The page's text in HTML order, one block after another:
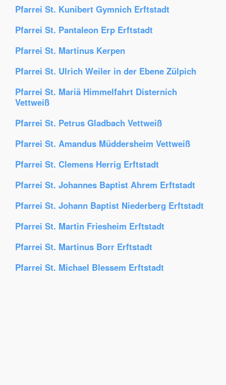
Pfarrei St. Kunibert Gymnich Erftstadt
Pfarrei St. Pantaleon Erp Erftstadt
Pfarrei St. Martinus Kerpen
Pfarrei St. Ulrich Weiler in der Ebene Zülpich
Pfarrei St. Mariä Himmelfahrt Disternich
Vettweiß
Pfarrei St. Petrus Gladbach Vettweiß
Pfarrei St. Amandus Müddersheim Vettweiß
Pfarrei St. Clemens Herrig Erftstadt
Pfarrei St. Johannes Baptist Ahrem Erftstadt
Pfarrei St. Johann Baptist Niederberg Erftstadt
Pfarrei St. Martin Friesheim Erftstadt
Pfarrei St. Martinus Borr Erftstadt
Pfarrei St. Michael Blessem Erftstadt